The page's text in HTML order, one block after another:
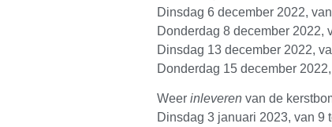
Dinsdag 6 december 2022,
Donderdag 8 december 2022,
Dinsdag 13 december 2022,
Donderdag 15 december
Weer inleverenvan de
Dinsdag 3 januari 2023, van 9